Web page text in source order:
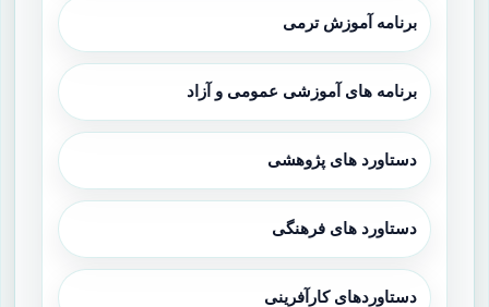
برنامه آموزش ترمی
برنامه های آموزشی عمومی و آزاد
دستاورد های پژوهشی
دستاورد های فرهنگی
دستاوردهای کارآفرینی